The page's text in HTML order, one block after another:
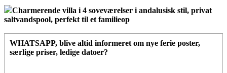
Charmerende villa i 4 soveværelser i andalusisk stil, privat
saltvandspool, perfekt til et familieop
WHATSAPP, blive altid informeret om nye ferie poster,
særlige priser, ledige datoer?